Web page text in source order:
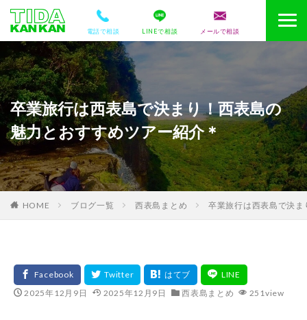
電話で相談 LINEで相談 メールで相談
卒業旅行は西表島で決まり！西表島の
魅力とおすすめツアー紹介＊
HOME ブログ一覧 西表島まとめ 卒業旅行は西表島で決
2025年12月9日 2025年12月9日 西表島まとめ 251view